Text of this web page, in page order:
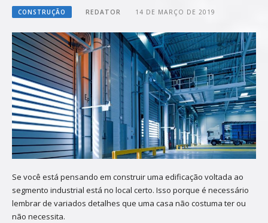
CONSTRUÇÃO REDATOR 14 DE MARÇO DE 2019
Se você está pensando em construir uma edificação voltada ao
segmento industrial está no local certo. Isso porque é necessário
lembrar de variados detalhes que uma casa não costuma ter ou
não necessita.